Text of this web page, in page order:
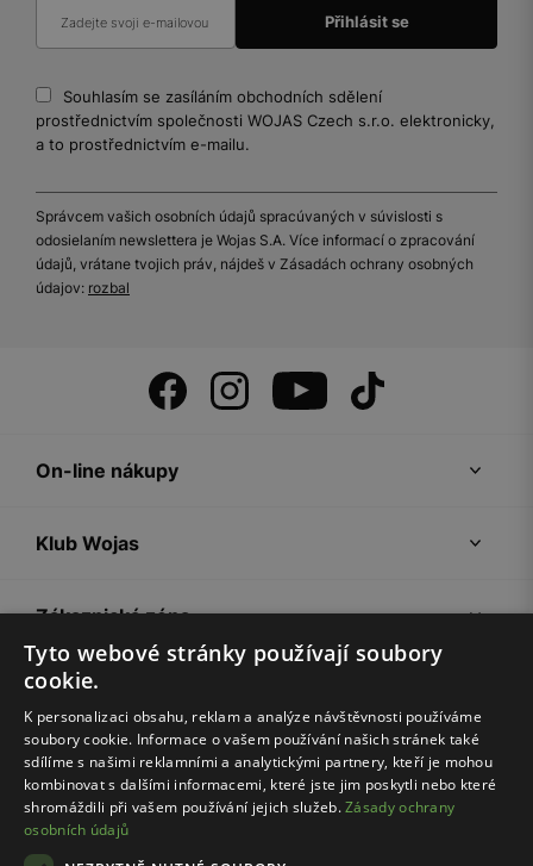
Souhlasím se zasíláním obchodních sdělení
prostřednictvím společnosti WOJAS Czech s.r.o. elektronicky,
a to prostřednictvím e-mailu.
Správcem vašich osobních údajů spracúvaných v súvislosti s
odosielaním newslettera je Wojas S.A. Více informací o zpracování
údajů, vrátane tvojich práv, nájdeš v Zásadách ochrany osobných
údajov: rozbal
On-line nákupy
Klub Wojas
Zákaznická zóna
Společnost Wojas
Rady
Tyto webové stránky používají soubory
cookie.
K personalizaci obsahu, reklam a analýze návštěvnosti používáme
soubory cookie. Informace o vašem používání našich stránek také
sdílíme s našimi reklamními a analytickými partnery, kteří je mohou
kombinovat s dalšími informacemi, které jste jim poskytli nebo které
shromáždili při vašem používání jejich služeb.Zásady ochrany
osobních údajů